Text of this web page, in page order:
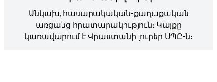
Անկախ, հասարակական-քաղաքական
առցանց հրատարակություն։ Կայքը
կառավարում է Վրաստանի լուրեր ՍՊԸ-ն։